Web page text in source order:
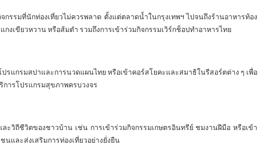
รรมที่นักท่องเที่ยวไม่ควรพลาด ตั้งแต่ตลาดน้ำในกรุงเทพฯ ไปจนถึงร้านอาหารท้อง
งเขียวหวาน หรือส้มตำ รวมถึงการเข้าร่วมกิจกรรมเวิร์กช็อปทำอาหารไทย
รแกรมสปาและการนวดแผนไทย หรือเข้าคอร์สโยคะและสมาธิในรีสอร์ตต่าง ๆ เพื่อ
การโปรแกรมสุขภาพครบวงจร
ะวิถีชีวิตของชาวบ้าน เช่น การเข้าร่วมกิจกรรมเกษตรอินทรีย์ ชมงานฝีมือ หรือเข้า
และส่งเสริมการท่องเที่ยวอย่างยั่งยืน